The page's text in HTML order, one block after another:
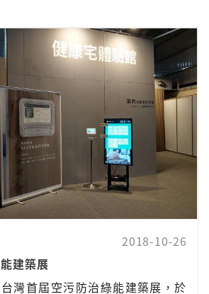
2018-10-26
建築展
灣首屆空污防治綠能建築展，於